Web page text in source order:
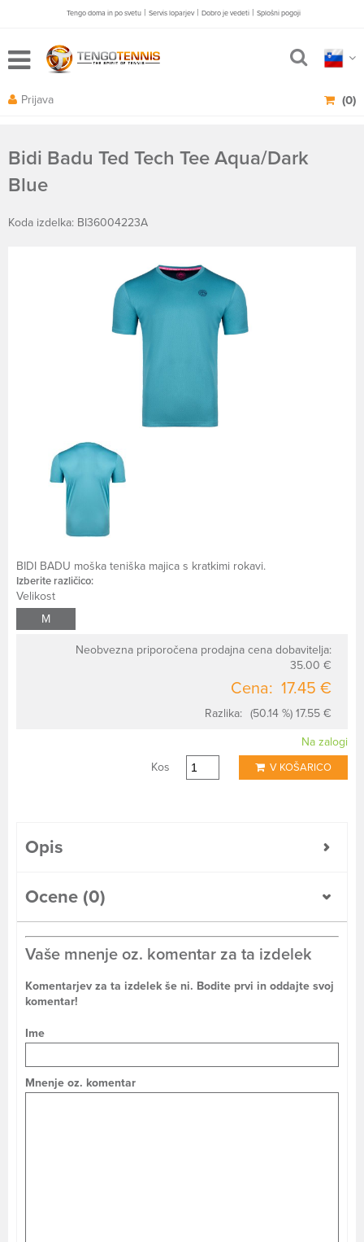
Tengo doma in po svetu | Servis loparjev | Dobro je vedeti | Splošni pogoji
(0)
Prijava
Bidi Badu Ted Tech Tee Aqua/Dark
Blue
Koda izdelka: BI36004223A
BIDI BADU moška teniška majica s kratkimi rokavi.
Izberite različico:
Velikost
M
Neobvezna priporočena prodajna cena dobavitelja:
35.00 €
Cena: 17.45 €
Razlika: (50.14 %) 17.55 €
Na zalogi
Kos
V KOŠARICO
Opis
Ocene (0)
Vaše mnenje oz. komentar za ta izdelek
Komentarjev za ta izdelek še ni. Bodite prvi in oddajte svoj
komentar!
Ime
Mnenje oz. komentar